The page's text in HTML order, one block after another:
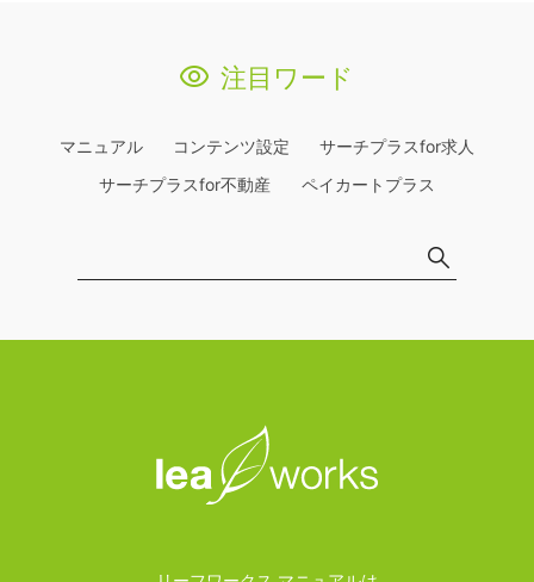
注目ワード
マニュアル コンテンツ設定
サーチプラスfor求人
サーチプラスfor不動産
ペイカートプラス